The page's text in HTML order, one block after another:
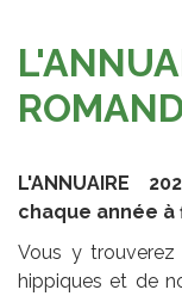
L'ANNUAIRE
chaque année à
Vous y
hippiques et de